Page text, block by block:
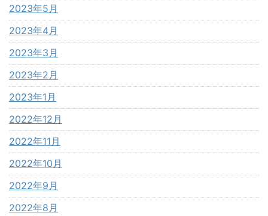
2023年5月
2023年4月
2023年3月
2023年2月
2023年1月
2022年12月
2022年11月
2022年10月
2022年9月
2022年8月